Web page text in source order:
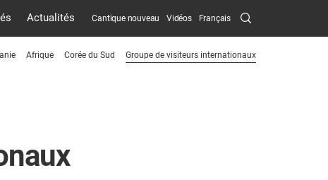
Actualités Cantique nouveau Vidéos Français Search
Submit
Afrique Corée du Sud
Groupe de visiteurs internationaux